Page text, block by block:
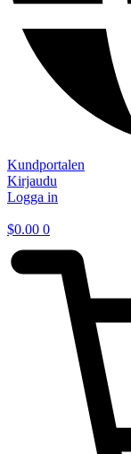
Kundportalen
Kirjaudu
Logga in
$0.00 0